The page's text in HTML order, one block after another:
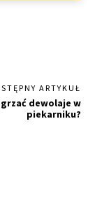
ARTYKUŁ
dewolaje w
piekarniku?